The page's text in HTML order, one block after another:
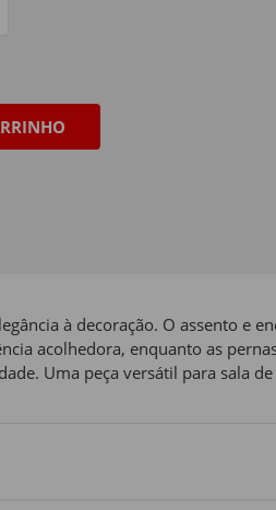
à decoração. O assento e
acolhedora, enquanto as
Uma peça versátil para sala